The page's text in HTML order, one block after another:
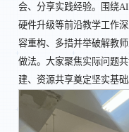
会、分享实践经验。围绕
硬件升级等前沿教学工作
容重构、多措并举破解教
做法。大家聚焦实际问题
建、资源共享奠定坚实基础